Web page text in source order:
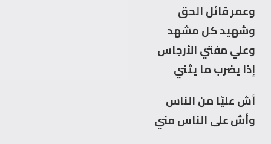
وعمر قائل الحق
وشهيد كل مشهد
وعلي مفتي الأرجاس
إذا يضرب ما يثني
أش عليّا من الناس
وأش على الناس مني